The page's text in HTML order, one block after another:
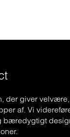
der giver velvære,
af. Vi
bæredygtigt